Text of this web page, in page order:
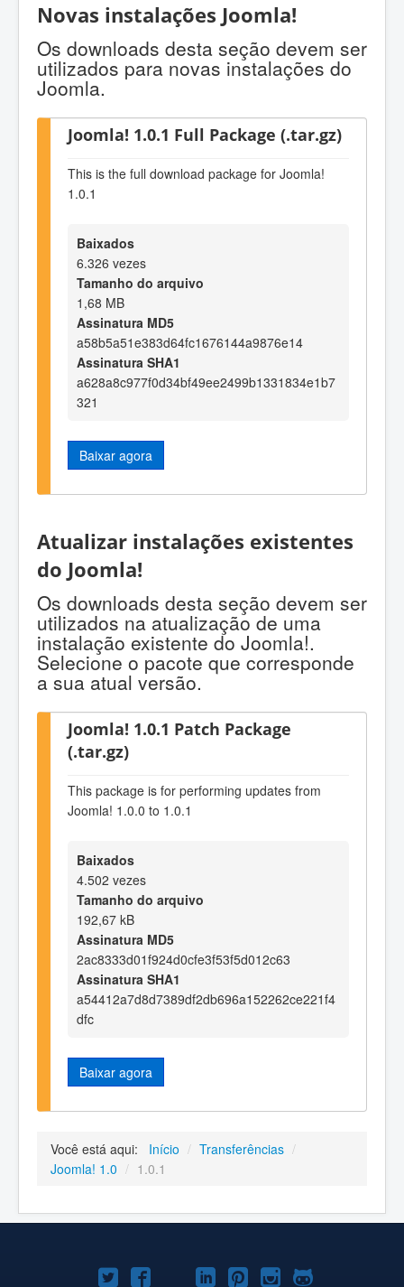
Novas instalações Joomla!
Os downloads desta seção devem ser
utilizados para novas instalações do
Joomla.
Joomla! 1.0.1 Full Package (.tar.gz)
This is the full download package for Joomla!
1.0.1
Baixados
6.326 vezes
Tamanho do arquivo
1,68 MB
Assinatura MD5
a58b5a51e383d64fc1676144a9876e14
Assinatura SHA1
a628a8c977f0d34bf49ee2499b1331834e1b7
321
Baixar agora
Atualizar instalações existentes
do Joomla!
Os downloads desta seção devem ser
utilizados na atualização de uma
instalação existente do Joomla!.
Selecione o pacote que corresponde
a sua atual versão.
Joomla! 1.0.1 Patch Package
(.tar.gz)
This package is for performing updates from
Joomla! 1.0.0 to 1.0.1
Baixados
4.502 vezes
Tamanho do arquivo
192,67 kB
Assinatura MD5
2ac8333d01f924d0cfe3f53f5d012c63
Assinatura SHA1
a54412a7d8d7389df2db696a152262ce221f4
dfc
Baixar agora
Você está aqui: Início / Transferências /
Joomla! 1.0 / 1.0.1
Joomla!Joomla!Joomla!
Joomla!Joomla!
Joomla!Joomla!